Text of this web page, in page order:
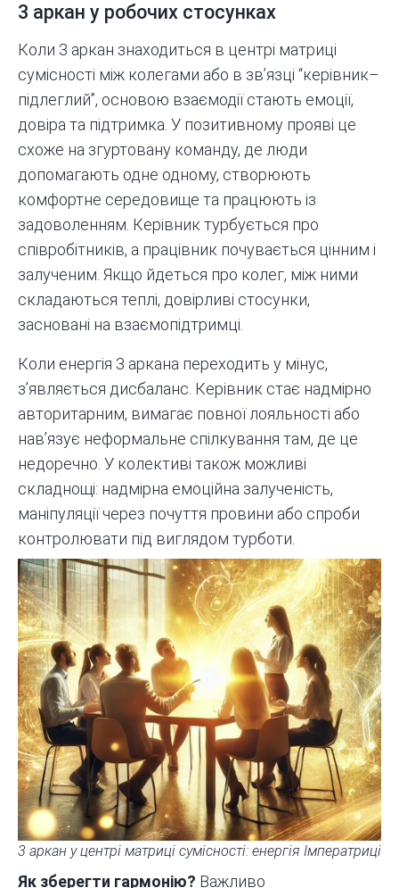
3 аркан у робочих стосунках
Коли 3 аркан знаходиться в центрі матриці
сумісності між колегами або в зв’язці “керівник–
підлеглий”, основою взаємодії стають емоції,
довіра та підтримка. У позитивному прояві це
схоже на згуртовану команду, де люди
допомагають одне одному, створюють
комфортне середовище та працюють із
задоволенням. Керівник турбується про
співробітників, а працівник почувається цінним і
залученим. Якщо йдеться про колег, між ними
складаються теплі, довірливі стосунки,
засновані на взаємопідтримці.
Коли енергія 3 аркана переходить у мінус,
з’являється дисбаланс. Керівник стає надмірно
авторитарним, вимагає повної лояльності або
нав’язує неформальне спілкування там, де це
недоречно. У колективі також можливі
складнощі: надмірна емоційна залученість,
маніпуляції через почуття провини або спроби
контролювати під виглядом турботи.
3 аркан у центрі матриці сумісності: енергія Імператриці
Як зберегти гармонію? Важливо